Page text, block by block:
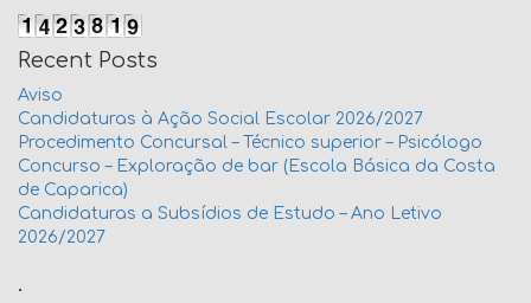
Recent Posts
Aviso
Candidaturas à Ação Social Escolar 2026/2027
Procedimento Concursal – Técnico superior – Psicólogo
Concurso – Exploração de bar (Escola Básica da Costa
de Caparica)
Candidaturas a Subsídios de Estudo – Ano Letivo
2026/2027
.